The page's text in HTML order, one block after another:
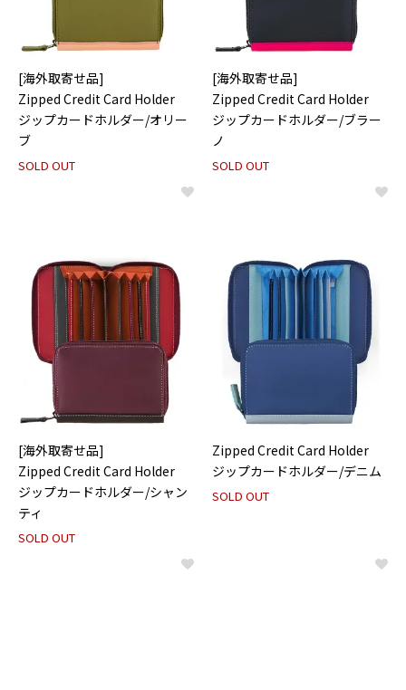
[海外取寄せ品]
Zipped Credit Card Holder
ジップカードホルダー/オリー
ブ
SOLD OUT
[海外取寄せ品]
Zipped Credit Card Holder
ジップカードホルダー/ブラー
ノ
SOLD OUT
[海外取寄せ品]
Zipped Credit Card Holder
ジップカードホルダー/シャン
ティ
SOLD OUT
Zipped Credit Card Holder
ジップカードホルダー/デニム
SOLD OUT